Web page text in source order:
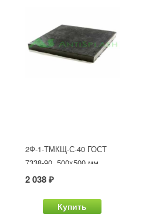
2Ф-1-ТМКЩ-С-40 ГОСТ
7338-90, 500x500 мм
2 038 ₽
Купить